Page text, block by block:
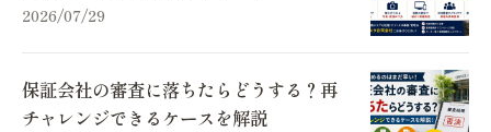
2026/07/29
保証会社の審査に落ちたらどうする？再
チャレンジできるケースを解説